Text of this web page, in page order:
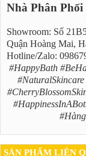
Nhà Phân
Showroom: Số
Quận Hoàng Mai,
Hotline/Zalo:
#HappyBath
SẢN PHẨM LIÊN